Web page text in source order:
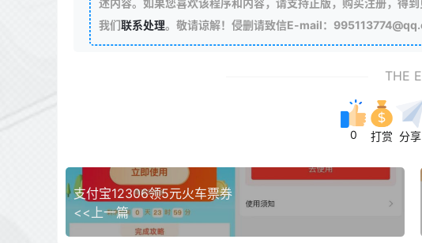
述内容。如果您喜欢该程序和内容，请支持正版，购买注册，得
我们联系处理。敬请谅解！侵删请致信E-mail：
THE
0 打赏 分享
支付宝12306领5元火车票券
<<上一篇